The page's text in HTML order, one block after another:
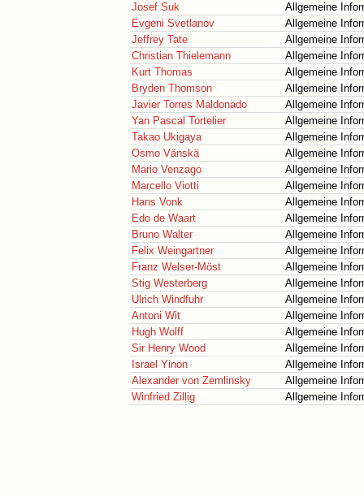
Josef Suk
Allgemeine
Evgeni Svetlanov
Allgemeine
Jeffrey Tate
Allgemeine
Christian Thielemann
Allgemeine
Kurt Thomas
Allgemeine
Bryden Thomson
Allgemeine
Javier Torres Maldonado
Allgemeine
Yan Pascal Tortelier
Allgemeine
Takao Ukigaya
Allgemeine
Osmo Vänskä
Allgemeine
Mario Venzago
Allgemeine
Marcello Viotti
Allgemeine
Hans Vonk
Allgemeine
Edo de Waart
Allgemeine
Bruno Walter
Allgemeine
Felix Weingartner
Allgemeine
Franz Welser-Möst
Allgemeine
Stig Westerberg
Allgemeine
Ulrich Windfuhr
Allgemeine
Antoni Wit
Allgemeine
Hugh Wolff
Allgemeine
Sir Henry Wood
Allgemeine
Israel Yinon
Allgemeine
Alexander von Zemlinsky
Allgemeine
Winfried Zillig
Allgemeine